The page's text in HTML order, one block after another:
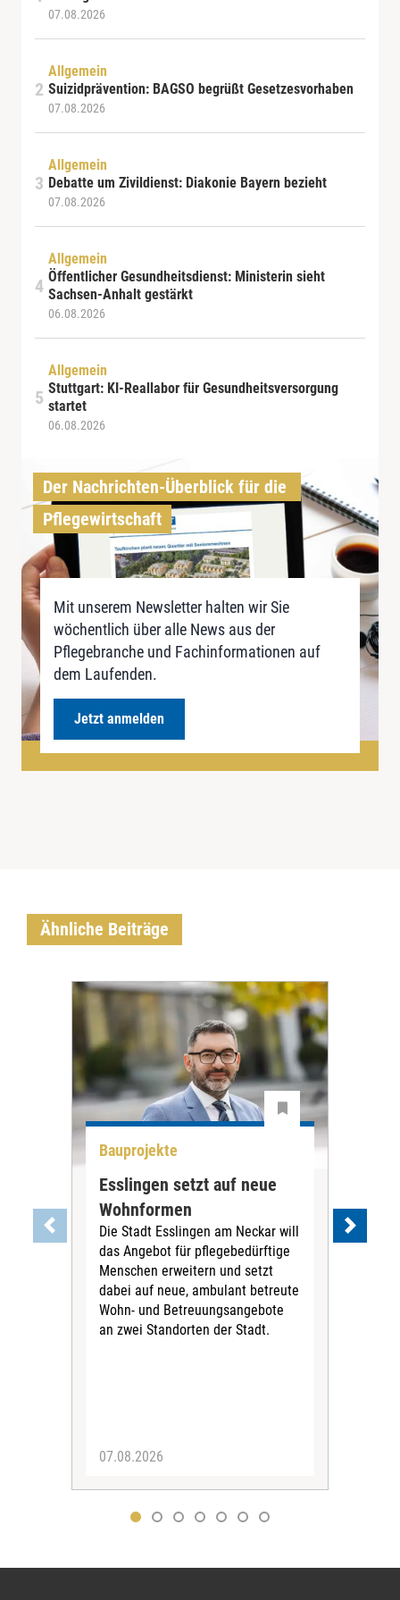
07.08.2026
Allgemein
Suizidprävention: BAGSO begrüßt Gesetzesvorhaben
07.08.2026
Allgemein
Debatte um Zivildienst: Diakonie Bayern bezieht
07.08.2026
Allgemein
Öffentlicher Gesundheitsdienst: Ministerin sieht
Sachsen-Anhalt gestärkt
06.08.2026
Allgemein
Stuttgart: KI-Reallabor für Gesundheitsversorgung
startet
06.08.2026
Der Nachrichten-Überblick für die
Pflegewirtschaft
Mit unserem Newsletter halten wir Sie
wöchentlich über alle News aus der
Pflegebranche und Fachinformationen auf
dem Laufenden.
Jetzt anmelden
Ähnliche Beiträge
Bauprojekte
Esslingen setzt auf neue
Wohnformen
Die Stadt Esslingen am Neckar will
das Angebot für pflegebedürftige
Menschen erweitern und setzt
dabei auf neue, ambulant betreute
Wohn- und Betreuungsangebote
an zwei Standorten der Stadt.
07.08.2026